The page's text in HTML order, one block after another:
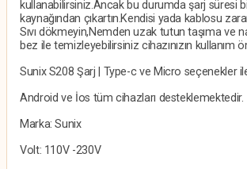
kullanabilirsiniz.Ancak bu durumda şarj süresi
kaynağından çıkartın.Kendisi yada kablosu
Sıvı dökmeyin,Nemden uzak tutun taşıma
bez ile temizleyebilirsiniz cihazınızın kullanım
Sunix S208 Şarj | Type-c ve Micro seçenekler
Android ve İos tüm cihazları desteklemektedir.
Marka: Sunix
Volt: 110V -230V